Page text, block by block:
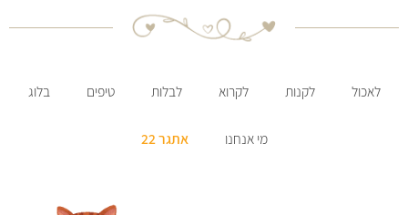
לאכול לקנות לקרוא לבלות טיפים בלוג
מי אנחנו אתגר 22